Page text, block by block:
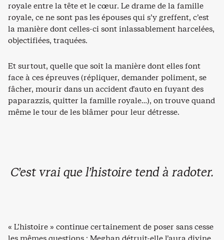
royale entre la tête et le cœur. Le drame de la famille
royale, ce ne sont pas les épouses qui s’y greffent, c’est
la manière dont celles-ci sont inlassablement harcelées,
objectifiées, traquées.
Et surtout, quelle que soit la manière dont elles font
face à ces épreuves (répliquer, demander poliment, se
fâcher, mourir dans un accident d’auto en fuyant des
paparazzis, quitter la famille royale…), on trouve quand
même le tour de les blâmer pour leur détresse.
C’est vrai que l’histoire tend à radoter.
« L’histoire » continue certainement de poser sans cesse